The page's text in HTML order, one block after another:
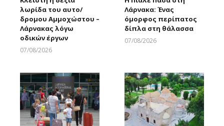
λωρίδα του αυτο/
δρομου Αμμοχώστου –
Λάρνακας λόγω
οδικών έργων
07/08/2026
Λάρνακα: Ένας
όμορφος περίπατος
δίπλα στη θάλασσα
07/08/2026